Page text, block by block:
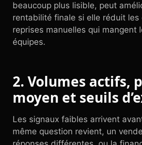
beaucoup plus lisible, peut
rentabilité finale si elle réduit les
reprises manuelles qui mangent
équipes.
2. Volumes actifs,
moyen et seuils
Les signaux faibles arrivent
même question revient, un